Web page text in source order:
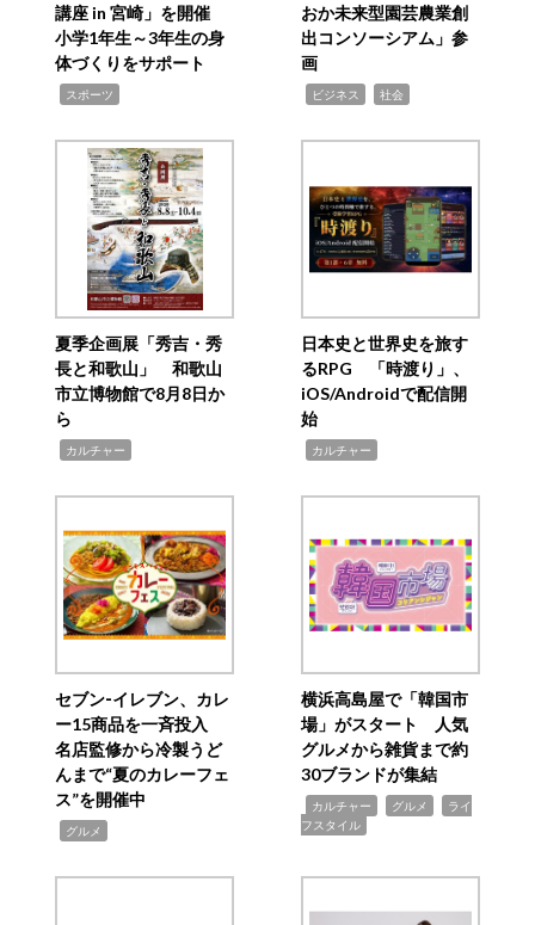
講座 in 宮崎」を開催
小学1年生～3年生の身
体づくりをサポート
スポーツ
おか未来型園芸農業創
出コンソーシアム」参
画
ビジネス 社会
夏季企画展「秀吉・秀
長と和歌山」 和歌山
市立博物館で8月8日か
ら
カルチャー
日本史と世界史を旅す
るRPG 「時渡り」、
iOS/Androidで配信開
始
カルチャー
セブン‐イレブン、カレ
ー15商品を一斉投入
名店監修から冷製うど
んまで“夏のカレーフェ
ス”を開催中
グルメ
横浜高島屋で「韓国市
場」がスタート 人気
グルメから雑貨まで約
30ブランドが集結
カルチャー グルメ
ライ
フスタイル